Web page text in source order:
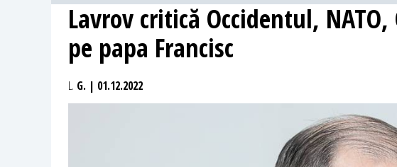
Lavrov critică Occidentul, NATO,
pe papa Francisc
L. G. | 01.12.2022